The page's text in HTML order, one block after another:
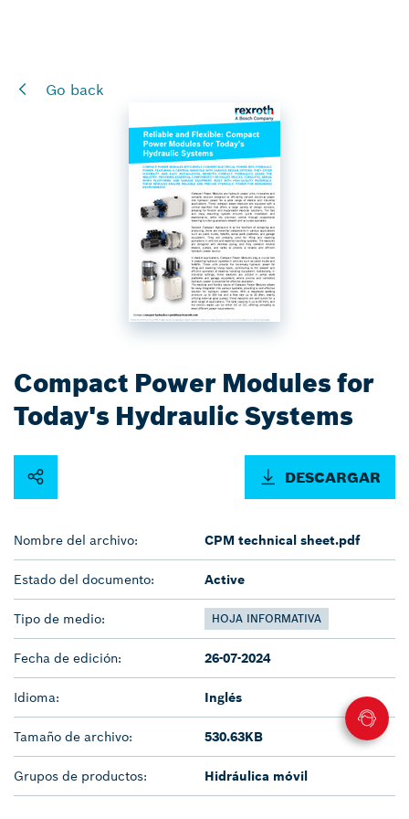
Go back
Compact Power Modules for
Today's Hydraulic Systems
DESCARGAR
Nombre del archivo: CPM technical sheet.pdf
Estado del documento: Active
Tipo de medio: HOJA INFORMATIVA
Fecha de edición: 26-07-2024
Idioma: Inglés
Tamaño de archivo: 530.63KB
Grupos de productos: Hidráulica móvil